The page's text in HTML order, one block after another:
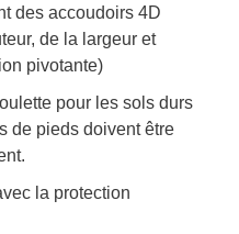
des accoudoirs 4D
de la largeur et
pivotante)
pour les sols durs
de pieds doivent être
la protection